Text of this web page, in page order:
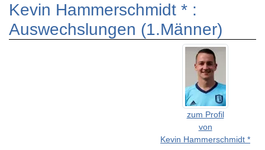
Kevin Hammerschmidt * :
Auswechslungen (1.Männer)
zum Profil
von
Kevin Hammerschmidt *